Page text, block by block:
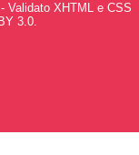
Validato XHTML e CSS
3.0.